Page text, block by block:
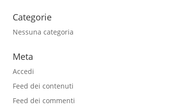
Categorie
Nessuna categoria
Meta
Accedi
Feed dei contenuti
Feed dei commenti